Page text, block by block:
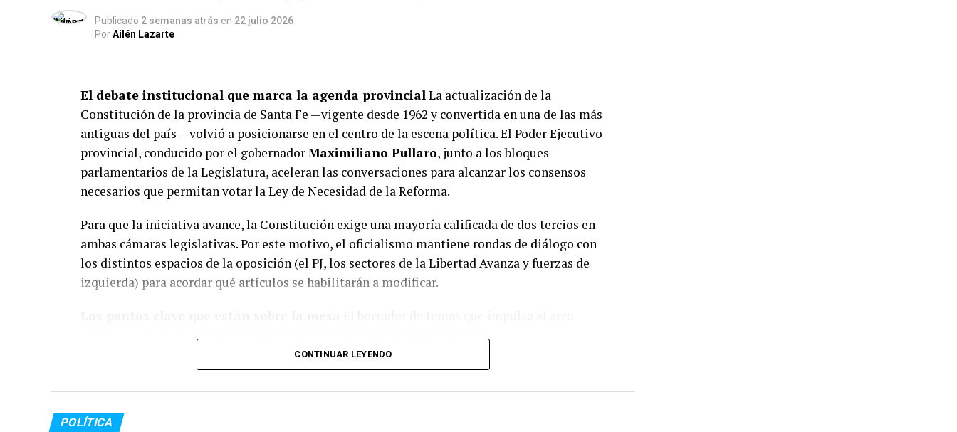
Relevamiento integral y levantamiento de rastros en la escena del crimen.
Relevamiento y análisis de cámaras de videovigilancia públicas y privadas en las
inmediaciones.
Durante las diligencias sobre la calzada, los peritos secuestrarontres vainas servidas
cuales quedaron a resguardo para ser sometidas a peritajes balísticos. Hasta el momento no
hay personas detenidas por el hecho.
Publicado 2 semanas atrás en 22 julio 2026
PorAilén Lazarte
El debate institucional que marca la agenda provincialLa actualización de la
Constitución de la provincia de Santa Fe —vigente desde 1962 y convertida en una de las más
antiguas del país— volvió a posicionarse en el centro de la escena política. El Poder Ejecutivo
provincial, conducido por el gobernadorMaximiliano Pullaro, junto a los bloques
parlamentarios de la Legislatura, aceleran las conversaciones para alcanzar los consensos
necesarios que permitan votar la Ley de Necesidad de la Reforma.
Para que la iniciativa avance, la Constitución exige una mayoría calificada de dos tercios en
ambas cámaras legislativas. Por este motivo, el oficialismo mantiene rondas de diálogo con
los distintos espacios de la oposición (el PJ, los sectores de la Libertad Avanza y fuerzas de
izquierda) para acordar qué artículos se habilitarán a modificar.
político santafesino contempla cambios estructurales para la provincia:
Autonomía Municipal:Un reclamo histórico para ciudades como
capital provincial. Permitirá a los municipios dictar sus propias Cartas Orgánicas,
definir sus esquemas de gobernanza y administrar recursos de forma directa.
CONTINUAR LEYENDO
POLÍTICA